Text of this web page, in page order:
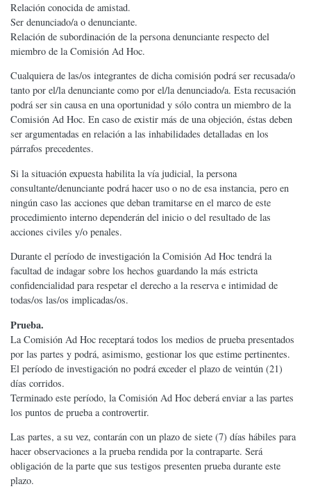
Relación conocida de amistad.
Ser denunciado/a o denunciante.
Relación de subordinación de la persona denunciante respecto del
miembro de la Comisión Ad Hoc.
Cualquiera de las/os integrantes de dicha comisión podrá ser recusada/o
tanto por el/la denunciante como por el/la denunciado/a. Esta recusación
podrá ser sin causa en una oportunidad y sólo contra un miembro de la
Comisión Ad Hoc. En caso de existir más de una objeción, éstas deben
ser argumentadas en relación a las inhabilidades detalladas en los
párrafos precedentes.
Si la situación expuesta habilita la vía judicial, la persona
consultante/denunciante podrá hacer uso o no de esa instancia, pero en
ningún caso las acciones que deban tramitarse en el marco de este
procedimiento interno dependerán del inicio o del resultado de las
acciones civiles y/o penales.
Durante el período de investigación la Comisión Ad Hoc tendrá la
facultad de indagar sobre los hechos guardando la más estricta
confidencialidad para respetar el derecho a la reserva e intimidad de
todas/os las/os implicadas/os.
Prueba.
La Comisión Ad Hoc receptará todos los medios de prueba presentados
por las partes y podrá, asimismo, gestionar los que estime pertinentes.
El período de investigación no podrá exceder el plazo de veintún (21)
días corridos.
Terminado este período, la Comisión Ad Hoc deberá enviar a las partes
los puntos de prueba a controvertir.
Las partes, a su vez, contarán con un plazo de siete (7) días hábiles para
hacer observaciones a la prueba rendida por la contraparte. Será
obligación de la parte que sus testigos presenten prueba durante este
plazo.